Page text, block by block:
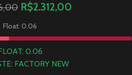
R$2.312,00
Float: 0.06
0.06
FACTORY NEW